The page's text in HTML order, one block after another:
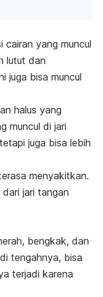
cairan yang muncul
lutut dan
juga bisa muncul
halus yang
muncul di jari
juga bisa lebih
menyakitkan.
jari tangan
bengkak, dan
tengahnya, bisa
terjadi karena